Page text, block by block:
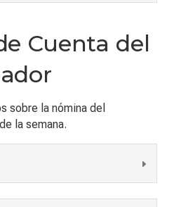
Cuenta del
sobre la nómina del
la semana.